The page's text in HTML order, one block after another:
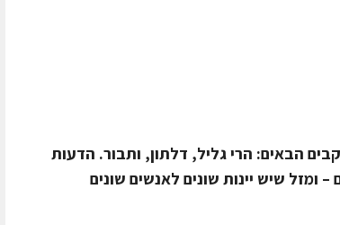
הרוזה היו מהיקבים הבאים: הרי גליל, דלתון, ותבור. הדעות
ומזל שיש יינות שונים לאנשים שונים